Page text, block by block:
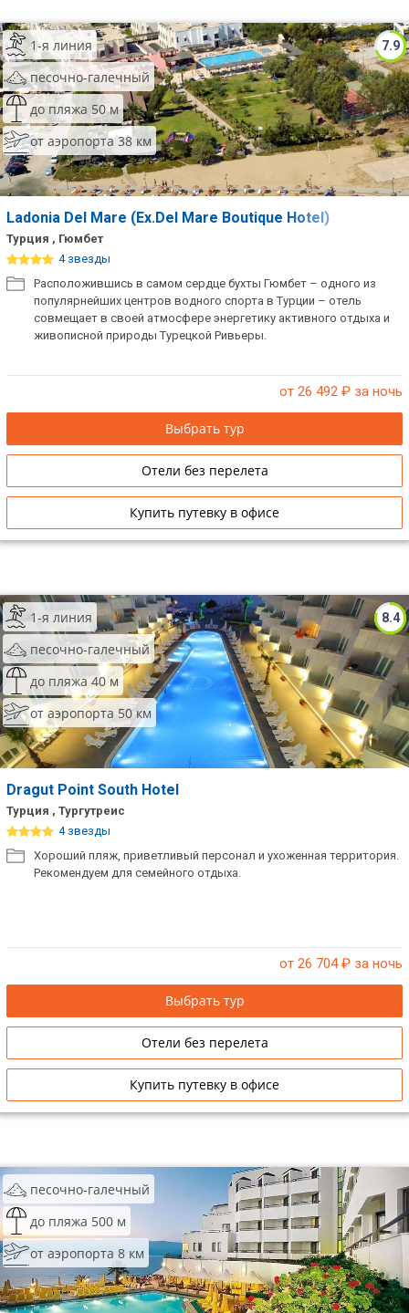
7.9
1-я линия
песочно-галечный
до пляжа 50 м
от аэропорта 38 км
Ladonia Del Mare (Ex.Del Mare Boutique Hotel)
Турция , Гюмбет
4 звезды
Расположившись в самом сердце бухты Гюмбет – одного из
популярнейших центров водного спорта в Турции – отель
совмещает в своей атмосфере энергетику активного отдыха и
живописной природы Турецкой Ривьеры.
от 26 492 ₽ за ночь
Выбрать тур
Отели без перелета
Купить путевку в офисе
8.4
1-я линия
песочно-галечный
до пляжа 40 м
от аэропорта 50 км
Dragut Point South Hotel
Турция , Тургутреис
4 звезды
Хороший пляж, приветливый персонал и ухоженная территория.
Рекомендуем для семейного отдыха.
от 26 704₽ за ночь
Выбрать тур
Отели без перелета
Купить путевку в офисе
песочно-галечный
до пляжа 500 м
от аэропорта 8 км